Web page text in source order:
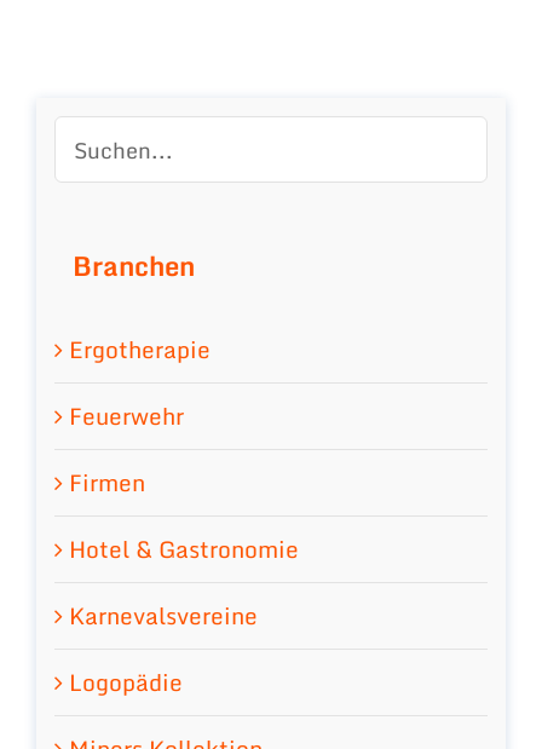
Branchen
Ergotherapie
Feuerwehr
Firmen
Hotel & Gastronomie
Karnevalsvereine
Logopädie